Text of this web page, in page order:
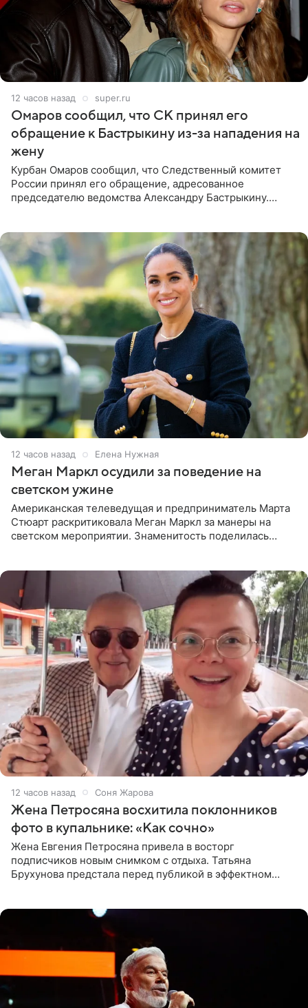
12 часов назад super.ru
Омаров сообщил, что СК принял его
обращение к Бастрыкину из-за нападения на
жену
Курбан Омаров сообщил, что Следственный комитет
России принял его обращение, адресованное
председателю ведомства Александру Бастрыкину.
12 часов назад Елена Нужная
Меган Маркл осудили за поведение на
светском ужине
Американская телеведущая и предприниматель Марта
Стюарт раскритиковала Меган Маркл за манеры на
светском мероприятии. Знаменитость поделилась
12 часов назад Соня Жарова
Жена Петросяна восхитила поклонников
фото в купальнике: «Как сочно»
Жена Евгения Петросяна привела в восторг
подписчиков новым снимком с отдыха. Татьяна
Брухунова предстала перед публикой в эффектном